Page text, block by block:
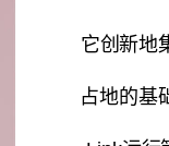
它创新地集
占地的基础